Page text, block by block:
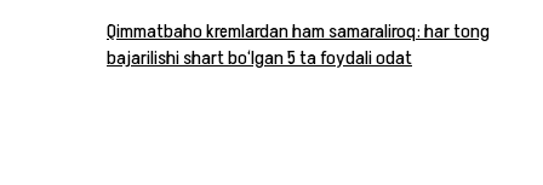
Qimmatbaho kremlardan ham samaraliroq: har tong
bajarilishi shart bo‘lgan 5 ta foydali odat